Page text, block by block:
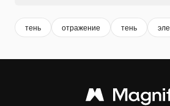
тень отражение тень